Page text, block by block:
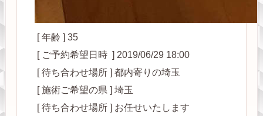
[ 年齢 ] 35
[ ご予約希望日時 ] 2019/06/29 18:00
[ 待ち合わせ場所 ] 都内寄りの埼玉
[ 施術ご希望の県 ] 埼玉
[ 待ち合わせ場所 ] お任せいたします